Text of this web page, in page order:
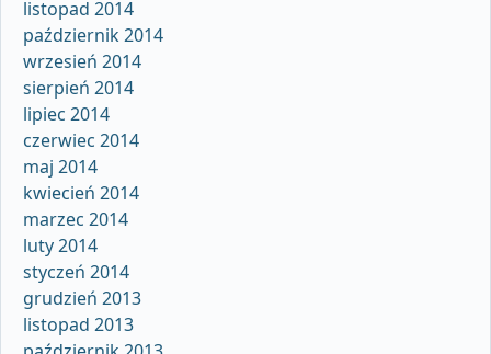
listopad 2014
październik 2014
wrzesień 2014
sierpień 2014
lipiec 2014
czerwiec 2014
maj 2014
kwiecień 2014
marzec 2014
luty 2014
styczeń 2014
grudzień 2013
listopad 2013